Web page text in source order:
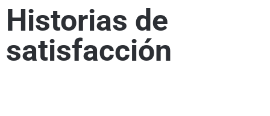
Historias de
satisfacción